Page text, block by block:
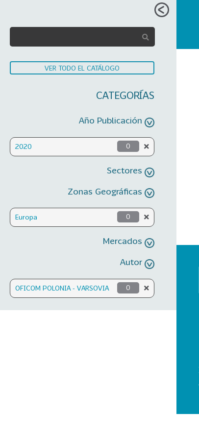
VER TODO EL CATÁLOGO
CATEGORÍAS
Año Publicación
2020 0
Sectores
Zonas Geográficas
Europa 0
Mercados
Autor
OFICOM POLONIA - VARSOVIA 0